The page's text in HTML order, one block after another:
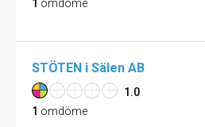
1 omdöme
STÖTEN i Sälen AB
1.0
1 omdöme